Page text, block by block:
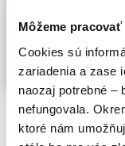
Môžeme
Cookies sú
zariadenia a zase
naozaj potrebné –
nefungovala.
ktoré nám